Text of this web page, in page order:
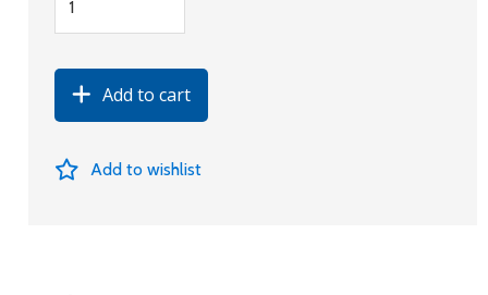
Add to cart
Add to wishlist